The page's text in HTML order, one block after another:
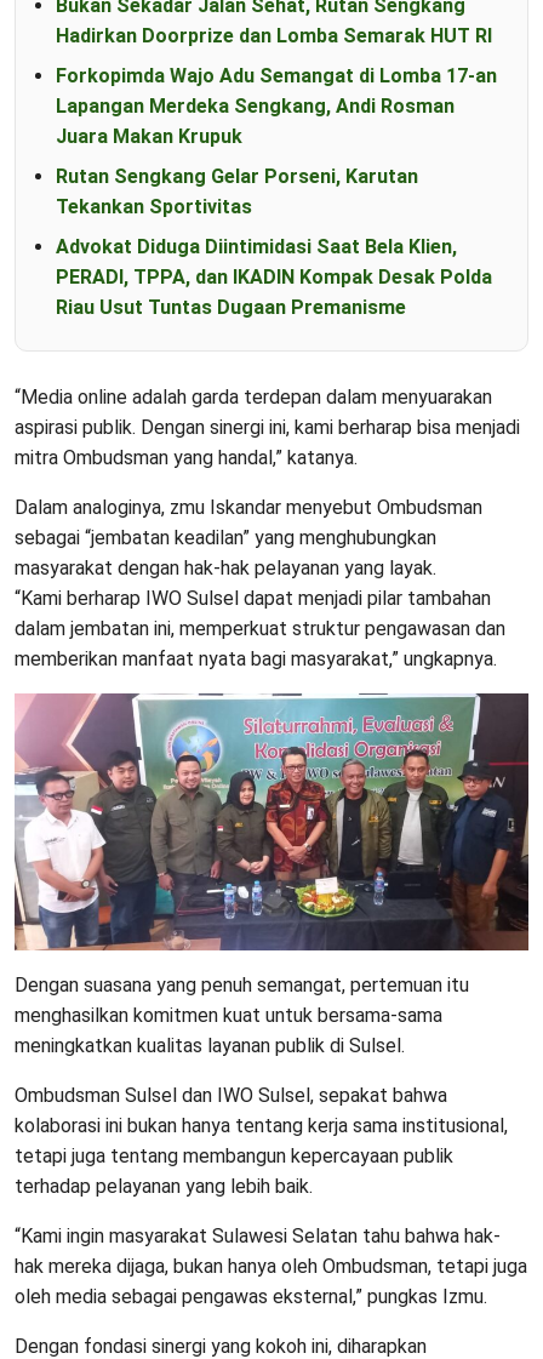
Bukan Sekadar Jalan Sehat, Rutan Sengkang
Hadirkan Doorprize dan Lomba Semarak HUT RI
Forkopimda Wajo Adu Semangat di Lomba 17-an
Lapangan Merdeka Sengkang, Andi Rosman
Juara Makan Krupuk
Rutan Sengkang Gelar Porseni, Karutan
Tekankan Sportivitas
Advokat Diduga Diintimidasi Saat Bela Klien,
PERADI, TPPA, dan IKADIN Kompak Desak Polda
Riau Usut Tuntas Dugaan Premanisme
“Media online adalah garda terdepan dalam menyuarakan
aspirasi publik. Dengan sinergi ini, kami berharap bisa menjadi
mitra Ombudsman yang handal,” katanya.
Dalam analoginya, zmu Iskandar menyebut Ombudsman
sebagai “jembatan keadilan” yang menghubungkan
masyarakat dengan hak-hak pelayanan yang layak.
“Kami berharap IWO Sulsel dapat menjadi pilar tambahan
dalam jembatan ini, memperkuat struktur pengawasan dan
memberikan manfaat nyata bagi masyarakat,” ungkapnya.
Dengan suasana yang penuh semangat, pertemuan itu
menghasilkan komitmen kuat untuk bersama-sama
meningkatkan kualitas layanan publik di Sulsel.
Ombudsman Sulsel dan IWO Sulsel, sepakat bahwa
kolaborasi ini bukan hanya tentang kerja sama institusional,
tetapi juga tentang membangun kepercayaan publik
terhadap pelayanan yang lebih baik.
“Kami ingin masyarakat Sulawesi Selatan tahu bahwa hak-
hak mereka dijaga, bukan hanya oleh Ombudsman, tetapi juga
oleh media sebagai pengawas eksternal,” pungkas Izmu.
Dengan fondasi sinergi yang kokoh ini, diharapkan